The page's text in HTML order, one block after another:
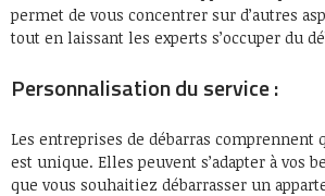
permet de vous concentrer sur d’autres
tout en laissant les experts s’occuper du
Personnalisation du service :
Les entreprises de débarras comprennent
est unique. Elles peuvent s’adapter à vos
que vous souhaitiez débarrasser un